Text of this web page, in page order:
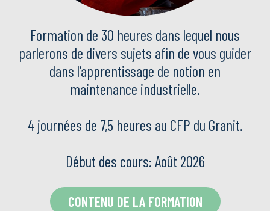
Formation de 30 heures dans lequel nous
parlerons de divers sujets afin de vous guider
dans l’apprentissage de notion en
maintenance industrielle.
4 journées de 7,5 heures au CFP du Granit.
Début des cours: Août 2026
CONTENU DE LA FORMATION